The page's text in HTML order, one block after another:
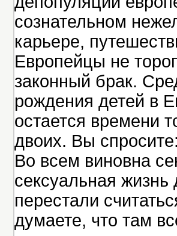
сознательном
карьере,
Европейцы не
законный брак.
рождения детей в
остается времени
двоих. Вы
Во всем виновна
сексуальная
перестали
думаете, что там